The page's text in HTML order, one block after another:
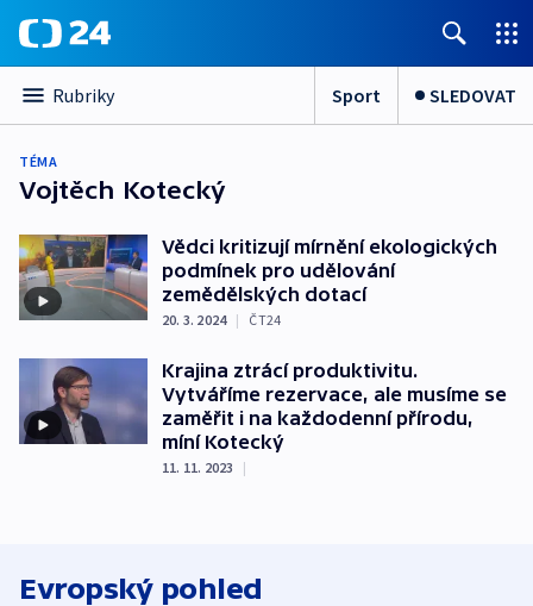
Rubriky Sport SLEDOVAT
TÉMA
Vojtěch Kotecký
Vědci kritizují mírnění ekologických
podmínek pro udělování
zemědělských dotací
20. 3. 2024 | ČT24
Krajina ztrácí produktivitu.
Vytváříme rezervace, ale musíme se
zaměřit i na každodenní přírodu,
míní Kotecký
11. 11. 2023 |
Evropský pohled